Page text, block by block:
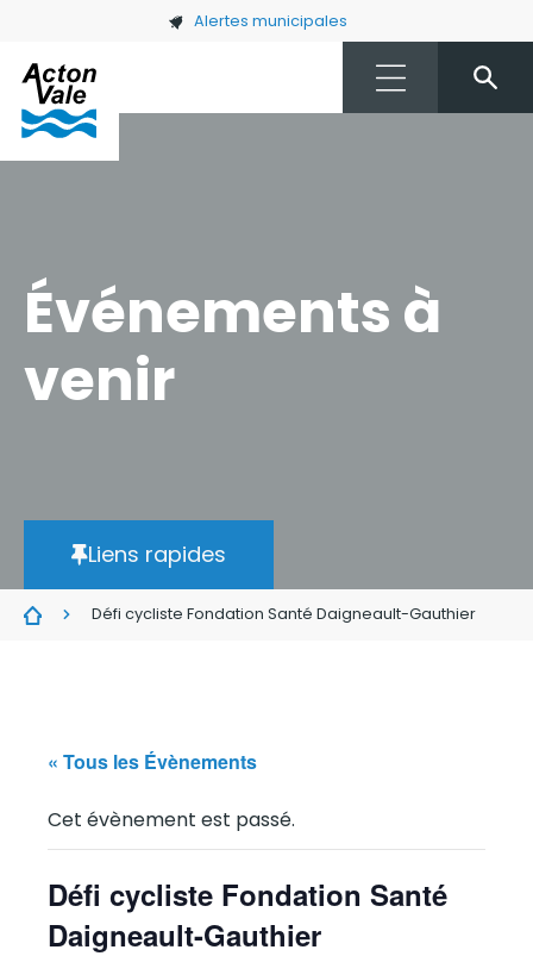
Skip to main content Alertes municipales
Événements à
venir
Liens rapides
Défi cycliste Fondation Santé Daigneault-Gauthier
« Tous les Évènements
Cet évènement est passé.
Défi cycliste Fondation Santé
Daigneault-Gauthier